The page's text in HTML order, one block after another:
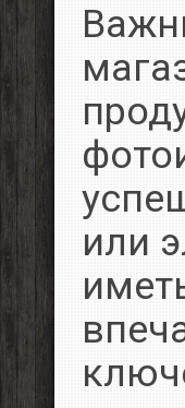
или